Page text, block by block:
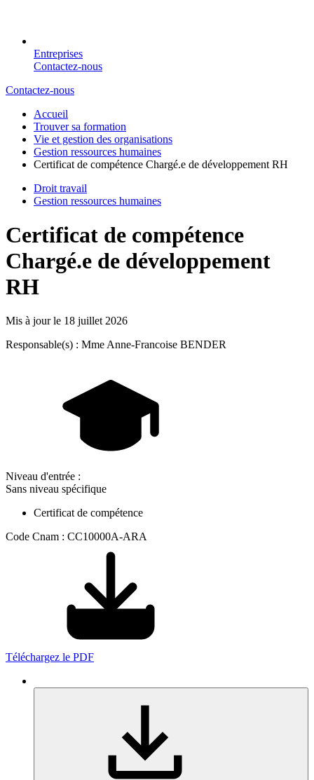
Entreprises
Contactez-nous
Contactez-nous
Accueil
Trouver sa formation
Vie et gestion des organisations
Gestion ressources humaines
Certificat de compétence Chargé.e de développement RH
Droit travail
Gestion ressources humaines
Certificat de compétence
Chargé.e de développement
RH
Mis à jour le 18 juillet 2026
Responsable(s) : Mme Anne-Francoise BENDER
Niveau d'entrée :
Sans niveau spécifique
Certificat de compétence
Code Cnam : CC10000A-ARA
Téléchargez le PDF